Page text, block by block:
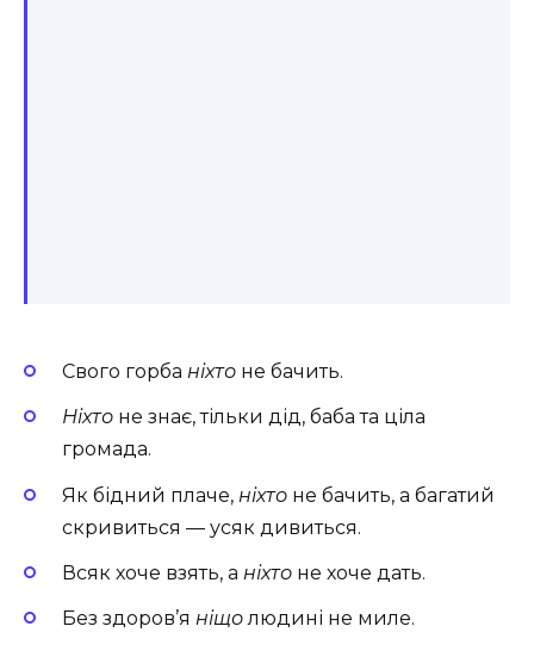
Свого горба ніхто не бачить.
Ніхто не знає, тільки дід, баба та ціла
громада.
Як бідний плаче, ніхто не бачить, а багатий
скривиться — усяк дивиться.
Всяк хоче взять, а ніхто не хоче дать.
Без здоров’я ніщолюдині не миле.